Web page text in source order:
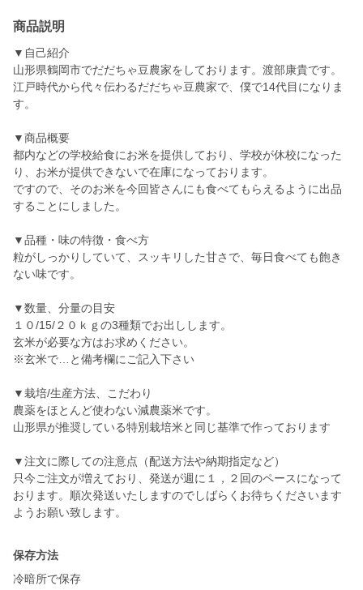
商品説明
▼自己紹介
山形県鶴岡市でだだちゃ豆農家をしております。渡部康貴です。
江戸時代から代々伝わるだだちゃ豆農家で、僕で14代目になりま
す。
▼商品概要
都内などの学校給食にお米を提供しており、学校が休校になった
り、お米が提供できないで在庫になっております。
ですので、そのお米を今回皆さんにも食べてもらえるように出品
することにしました。
▼品種・味の特徴・食べ方
粒がしっかりしていて、スッキリした甘さで、毎日食べても飽き
ない味です。
▼数量、分量の目安
１０/15/２０ｋｇの3種類でお出しします。
玄米が必要な方はお求めください。
※玄米で…と備考欄にご記入下さい
▼栽培/生産方法、こだわり
農薬をほとんど使わない減農薬米です。
山形県が推奨している特別栽培米と同じ基準で作っております
▼注文に際しての注意点（配送方法や納期指定など）
只今ご注文が増えており、発送が週に１，２回のペースになって
おります。順次発送いたしますのでしばらくお待ちくださいます
保存方法
冷暗所で保存